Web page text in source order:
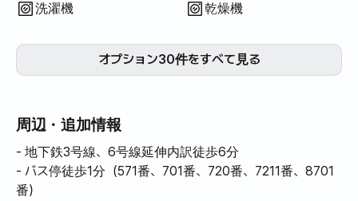
洗濯機 乾燥機
オプション30件をすべて見る
周辺・追加情報
- 地下鉄3号線、6号線延伸内訳徒歩6分
- バス停徒歩1分（571番、701番、720番、7211番、8701
番）